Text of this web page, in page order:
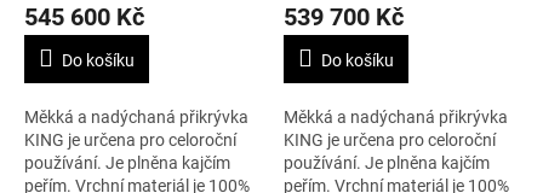
545 600 Kč
Do košíku
Měkká a nadýchaná přikrývka
KING je určena pro celoroční
používání. Je plněna kajčím
peřím. Vrchní materiál je 100%
539 700 Kč
Do košíku
Měkká a nadýchaná přikrývka
KING je určena pro celoroční
používání. Je plněna kajčím
peřím. Vrchní materiál je 100%